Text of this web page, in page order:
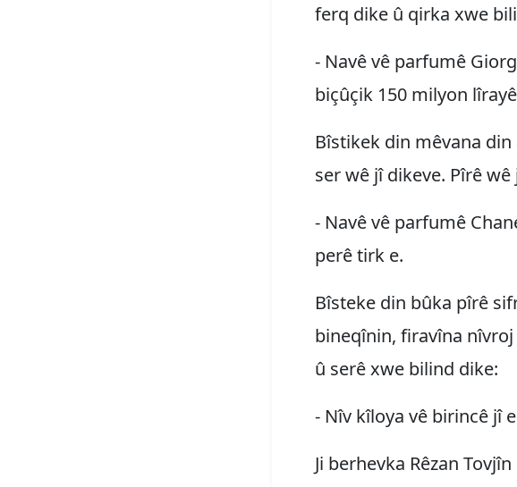
ferq dike û qirka xwe
- Navê vê parfumê
biçûçik 150 milyon
Bîstikek din mêvana
ser wê jî dikeve. Pîrê
- Navê vê parfumê
perê tirk e.
Bîsteke din bûka pîrê
bineqînin, firavîna
û serê xwe bilind dike:
- Nîv kîloya vê birincê jî
Ji berhevka Rêzan Tovjîn